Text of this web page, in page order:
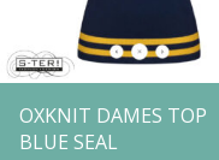
OXKNIT DAMES TOP
BLUE SEAL